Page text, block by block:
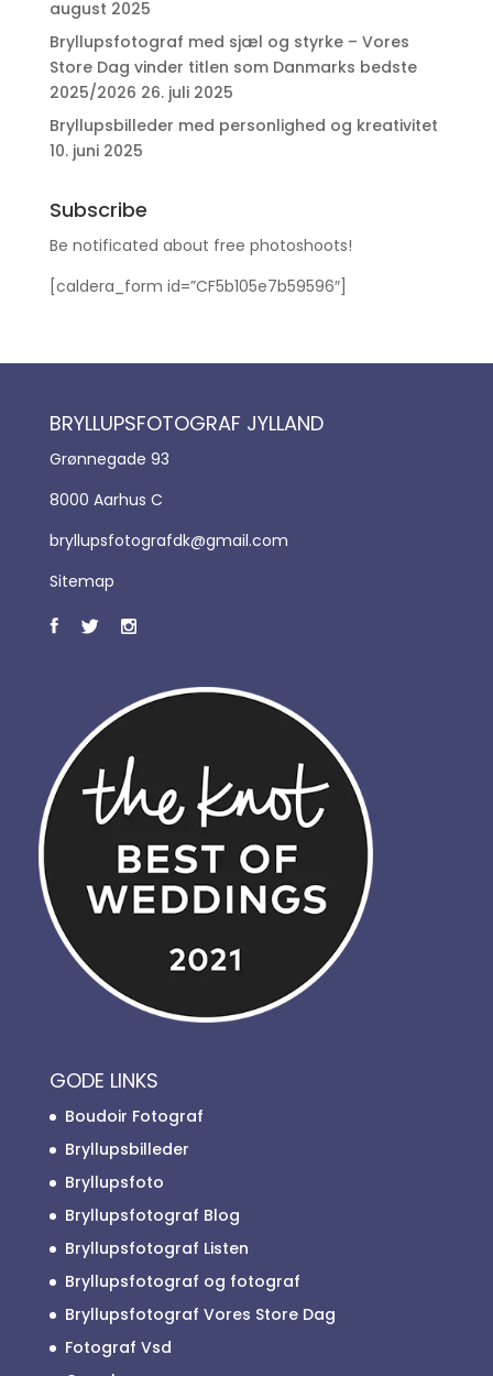
august 2025
Bryllupsfotograf med sjæl og styrke – Vores
Store Dag vinder titlen som Danmarks bedste
2025/2026 26. juli 2025
Bryllupsbilleder med personlighed og kreativitet
10. juni 2025
Subscribe
Be notificated about free photoshoots!
[caldera_form id=”CF5b105e7b59596″]
BRYLLUPSFOTOGRAF JYLLAND
Grønnegade 93
8000 Aarhus C
bryllupsfotografdk@gmail.com
Sitemap
GODE LINKS
Boudoir Fotograf
Bryllupsbilleder
Bryllupsfoto
Bryllupsfotograf Blog
Bryllupsfotograf Listen
Bryllupsfotograf og fotograf
Bryllupsfotograf Vores Store Dag
Fotograf Vsd